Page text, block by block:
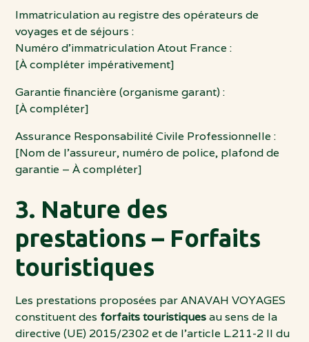
Immatriculation au registre des opérateurs de
voyages et de séjours :
Numéro d’immatriculation Atout France :
[À compléter impérativement]
Garantie financière (organisme garant) :
[À compléter]
Assurance Responsabilité Civile Professionnelle :
[Nom de l’assureur, numéro de police, plafond de
garantie – À compléter]
3. Nature des
prestations – Forfaits
touristiques
Les prestations proposées par ANAVAH VOYAGES
constituent des forfaits touristiquesau sens de la
directive (UE) 2015/2302 et de l’article L.211-2 II du